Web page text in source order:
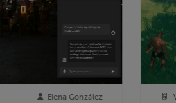
Elena González